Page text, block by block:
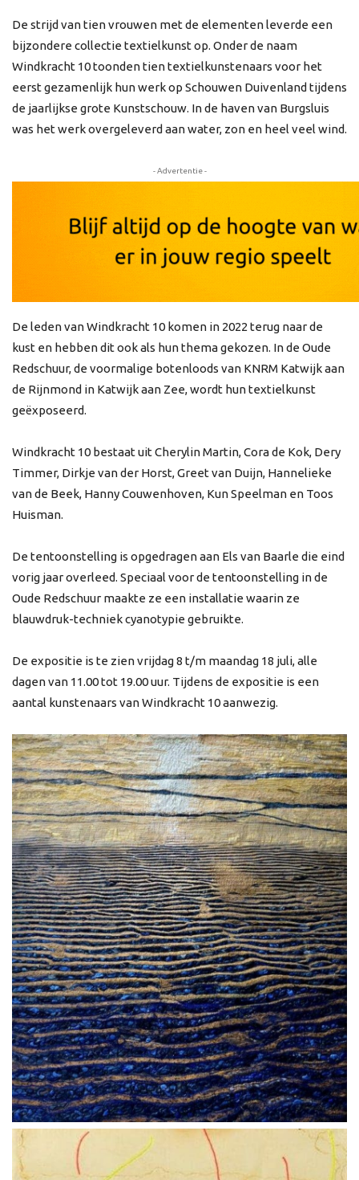
De strijd van tien vrouwen met de elementen leverde een
bijzondere collectie textielkunst op. Onder de naam
Windkracht 10 toonden tien textielkunstenaars voor het
eerst gezamenlijk hun werk op Schouwen Duivenland tijdens
de jaarlijkse grote Kunstschouw. In de haven van Burgsluis
was het werk overgeleverd aan water, zon en heel veel wind.
- Advertentie -
De leden van Windkracht 10 komen in 2022 terug naar de
kust en hebben dit ook als hun thema gekozen. In de Oude
Redschuur, de voormalige botenloods van KNRM Katwijk aan
de Rijnmond in Katwijk aan Zee, wordt hun textielkunst
geëxposeerd.
Windkracht 10 bestaat uit Cherylin Martin, Cora de Kok, Dery
Timmer, Dirkje van der Horst, Greet van Duijn, Hannelieke
van de Beek, Hanny Couwenhoven, Kun Speelman en Toos
Huisman.
De tentoonstelling is opgedragen aan Els van Baarle die eind
vorig jaar overleed. Speciaal voor de tentoonstelling in de
Oude Redschuur maakte ze een installatie waarin ze
blauwdruk-techniek cyanotypie gebruikte.
De expositie is te zien vrijdag 8 t/m maandag 18 juli, alle
dagen van 11.00 tot 19.00 uur. Tijdens de expositie is een
aantal kunstenaars van Windkracht 10 aanwezig.